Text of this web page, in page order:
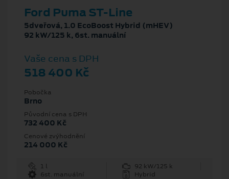
Ford Puma ST-Line
5dveřová, 1.0 EcoBoost Hybrid (mHEV)
92 kW/125 k, 6st. manuální
Vaše cena s DPH
518 400 Kč
Pobočka
Brno
Původní cena s DPH
732 400 Kč
Cenové zvýhodnění
214 000 Kč
1 l
92 kW/125 k
6st. manuální
Hybrid